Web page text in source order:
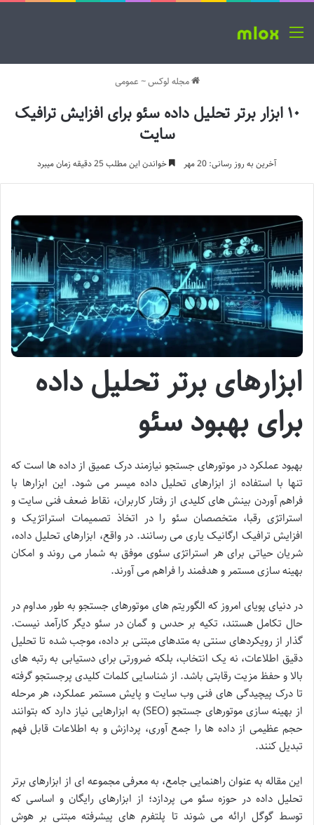
منو
مجله لوکس~ عمومی
۱۰ ابزار برتر تحلیل داده سئو برای افزایش ترافیک
سایت
آخرین به روز رسانی: 20 مهر خواندن این مطلب 25 دقیقه زمان میبرد
ابزارهای برتر تحلیل داده
برای بهبود سئو
بهبود عملکرد در موتورهای جستجو نیازمند درک عمیق از داده ها است که
تنها با استفاده از ابزارهای تحلیل داده میسر می شود. این ابزارها با
فراهم آوردن بینش های کلیدی از رفتار کاربران، نقاط ضعف فنی سایت و
استراتژی رقبا، متخصصان سئو را در اتخاذ تصمیمات استراتژیک و
افزایش ترافیک ارگانیک یاری می رسانند. در واقع، ابزارهای تحلیل داده،
شریان حیاتی برای هر استراتژی سئوی موفق به شمار می روند و امکان
بهینه سازی مستمر و هدفمند را فراهم می آورند.
در دنیای پویای امروز که الگوریتم های موتورهای جستجو به طور مداوم در
حال تکامل هستند، تکیه بر حدس و گمان در سئو دیگر کارآمد نیست.
گذار از رویکردهای سنتی به متدهای مبتنی بر داده، موجب شده تا تحلیل
دقیق اطلاعات، نه یک انتخاب، بلکه ضرورتی برای دستیابی به رتبه های
بالا و حفظ مزیت رقابتی باشد. از شناسایی کلمات کلیدی پرجستجو گرفته
تا درک پیچیدگی های فنی وب سایت و پایش مستمر عملکرد، هر مرحله
از بهینه سازی موتورهای جستجو (SEO) به ابزارهایی نیاز دارد که بتوانند
حجم عظیمی از داده ها را جمع آوری، پردازش و به اطلاعات قابل فهم
تبدیل کنند.
این مقاله به عنوان راهنمایی جامع، به معرفی مجموعه ای از ابزارهای برتر
تحلیل داده در حوزه سئو می پردازد؛ از ابزارهای رایگان و اساسی که
توسط گوگل ارائه می شوند تا پلتفرم های پیشرفته مبتنی بر هوش